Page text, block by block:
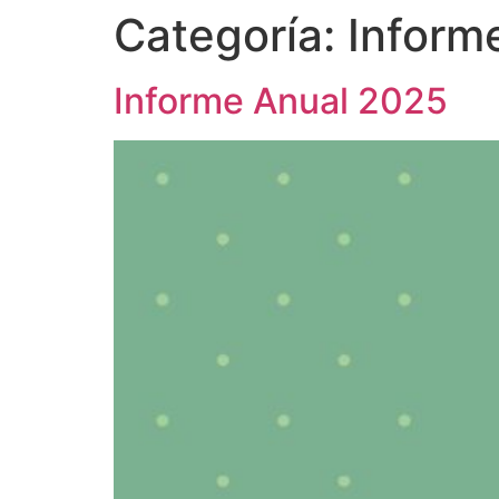
Categoría:
Informe Anual 2025